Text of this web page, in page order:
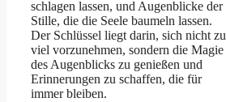
schlagen lassen, und Augenblicke der
Stille, die die Seele baumeln lassen.
Der Schlüssel liegt darin, sich nicht zu
viel vorzunehmen, sondern die Magie
des Augenblicks zu genießen und
Erinnerungen zu schaffen, die für
immer bleiben.